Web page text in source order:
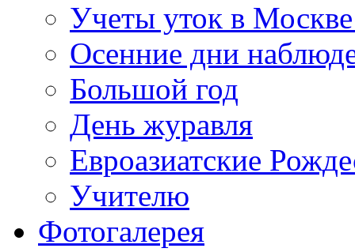
Учеты уток в
Осенние дни
Большой год
День журавля
Евроазиатские
Учителю
Фотогалерея